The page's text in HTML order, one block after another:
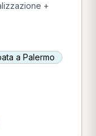
+
a Palermo